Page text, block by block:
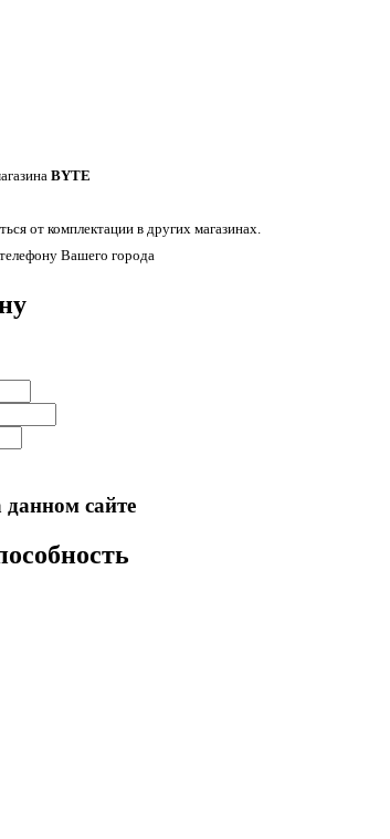
BYTE
от комплектации в других магазинах.
Вашего города
сайте